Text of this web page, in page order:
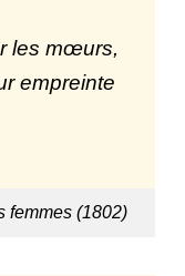
les mœurs,
empreinte
femmes (1802)